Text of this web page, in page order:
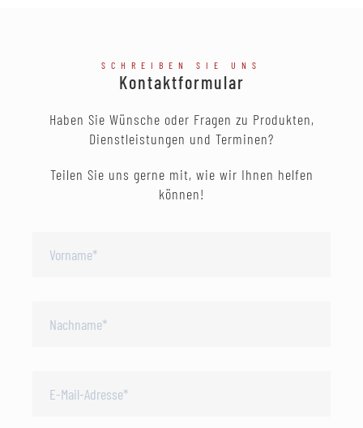
SCHREIBEN SIE UNS
Kontaktformular
Haben Sie Wünsche oder Fragen zu Produkten,
Dienstleistungen und Terminen?
Teilen Sie uns gerne mit, wie wir Ihnen helfen
können!